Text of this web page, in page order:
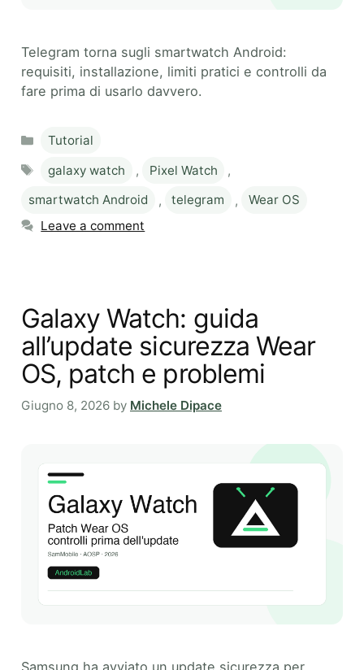
Telegram torna sugli smartwatch Android:
requisiti, installazione, limiti pratici e controlli da
fare prima di usarlo davvero.
Categories
Tutorial
Tags
galaxy watch , Pixel Watch
,
smartwatch Android
, telegram ,
Wear OS
Leave a comment
Galaxy Watch: guida
all’update sicurezza Wear
OS, patch e problemi
Giugno 8, 2026 by Michele Dipace